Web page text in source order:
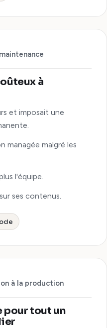
à
et imposait une
managée malgré les
l'équipe.
ses contenus.
à la production
pour tout un